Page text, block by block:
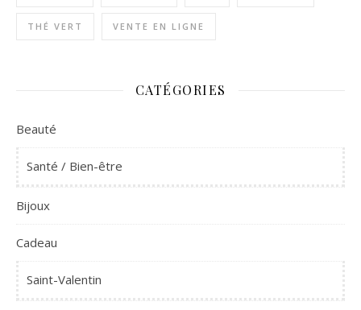
THÉ VERT VENTE EN LIGNE
CATÉGORIES
Beauté
Santé / Bien-être
Bijoux
Cadeau
Saint-Valentin